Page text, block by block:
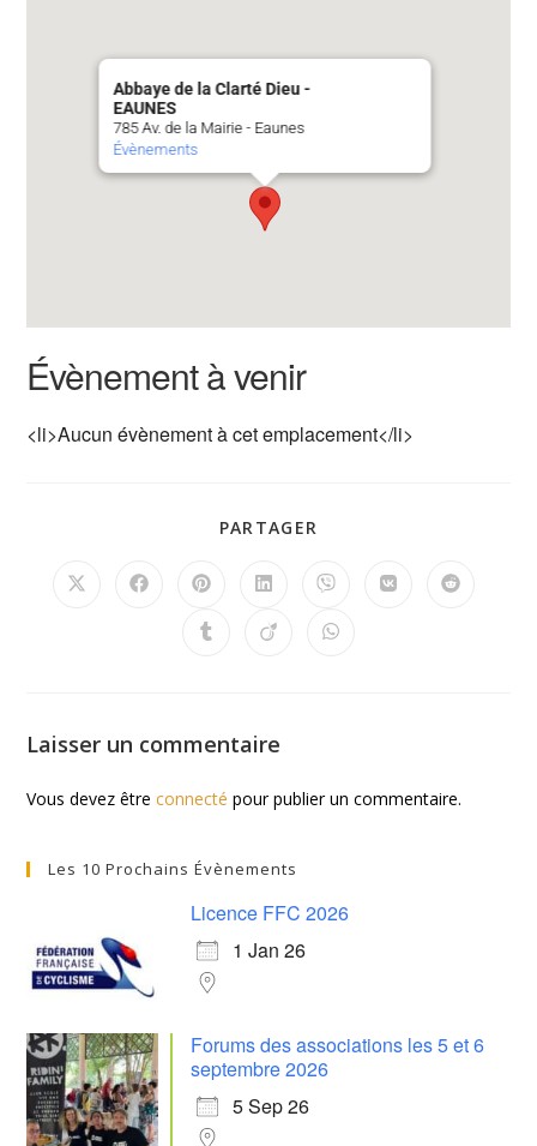
Abbaye de la Clarté Dieu -
EAUNES
785 Av. de la Mairie - Eaunes
Évènements
Évènement à venir
<li>Aucun évènement à cet emplacement</li>
PARTAGER
Laisser un commentaire
Vous devez êtreconnecté pour publier un commentaire.
Les 10 Prochains Évènements
Licence FFC 2026
1 Jan 26
Forums des associations les 5 et 6
septembre 2026
5 Sep 26